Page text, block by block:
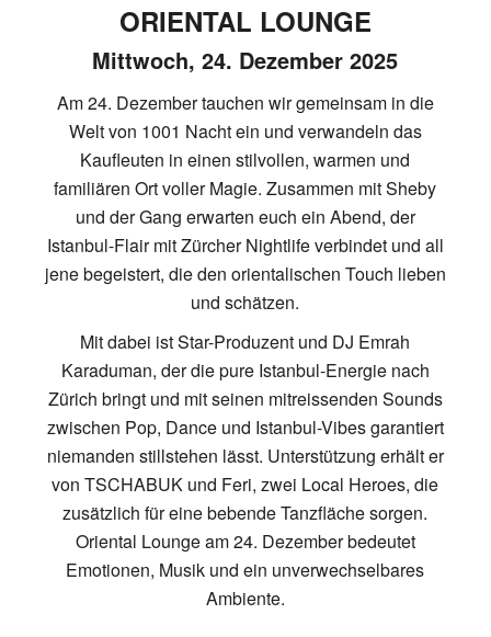
ORIENTAL LOUNGE
Mittwoch, 24. Dezember 2025
Am 24. Dezember tauchen wir gemeinsam in die
Welt von 1001 Nacht ein und verwandeln das
Kaufleuten in einen stilvollen, warmen und
familiären Ort voller Magie. Zusammen mit Sheby
und der Gang erwarten euch ein Abend, der
Istanbul-Flair mit Zürcher Nightlife verbindet und all
jene begeistert, die den orientalischen Touch lieben
und schätzen.
Mit dabei ist Star-Produzent und DJ Emrah
Karaduman, der die pure Istanbul-Energie nach
Zürich bringt und mit seinen mitreissenden Sounds
zwischen Pop, Dance und Istanbul-Vibes garantiert
niemanden stillstehen lässt. Unterstützung erhält er
von TSCHABUK und Feri, zwei Local Heroes, die
zusätzlich für eine bebende Tanzfläche sorgen.
Oriental Lounge am 24. Dezember bedeutet
Emotionen, Musik und ein unverwechselbares
Ambiente.